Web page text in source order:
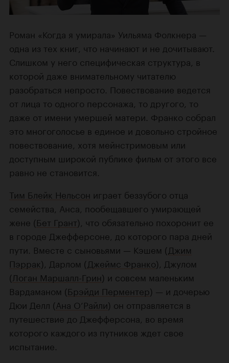
Роман «Когда я умирала» Уильяма Фолкнера —
одна из тех книг, что начинают и не дочитывают.
Слишком у него специфическая структура, в
которой даже внимательному читателю
разобраться непросто. Повествование ведется
от лица то одного персонажа, то другого, то
даже от имени умершей матери. Франко собрал
это многоголосье в единое и довольно стройное
повествование, хотя мейнстримовым или
доступным широкой публике фильм от этого все
равно не становится.
Тим Блейк Нельсон играет беззубого отца
семейства, Анса, пообещавшего умирающей
жене (Бет Грант), что обязательно похоронит ее
в городе Джефферсоне, до которого пара дней
пути. Вместе с сыновьями — Кэшем (Джим
Пэррак), Дарлом (Джеймс Франко), Джулом
(Логан Маршалл-Грин) и совсем маленьким
Вардаманом (Брэйди Перментер) — и дочерью
Дюи Делл (Ана О’Райли) он отправляется в
путешествие до Джефферсона, во время
которого каждого из путников ждет свое
испытание.